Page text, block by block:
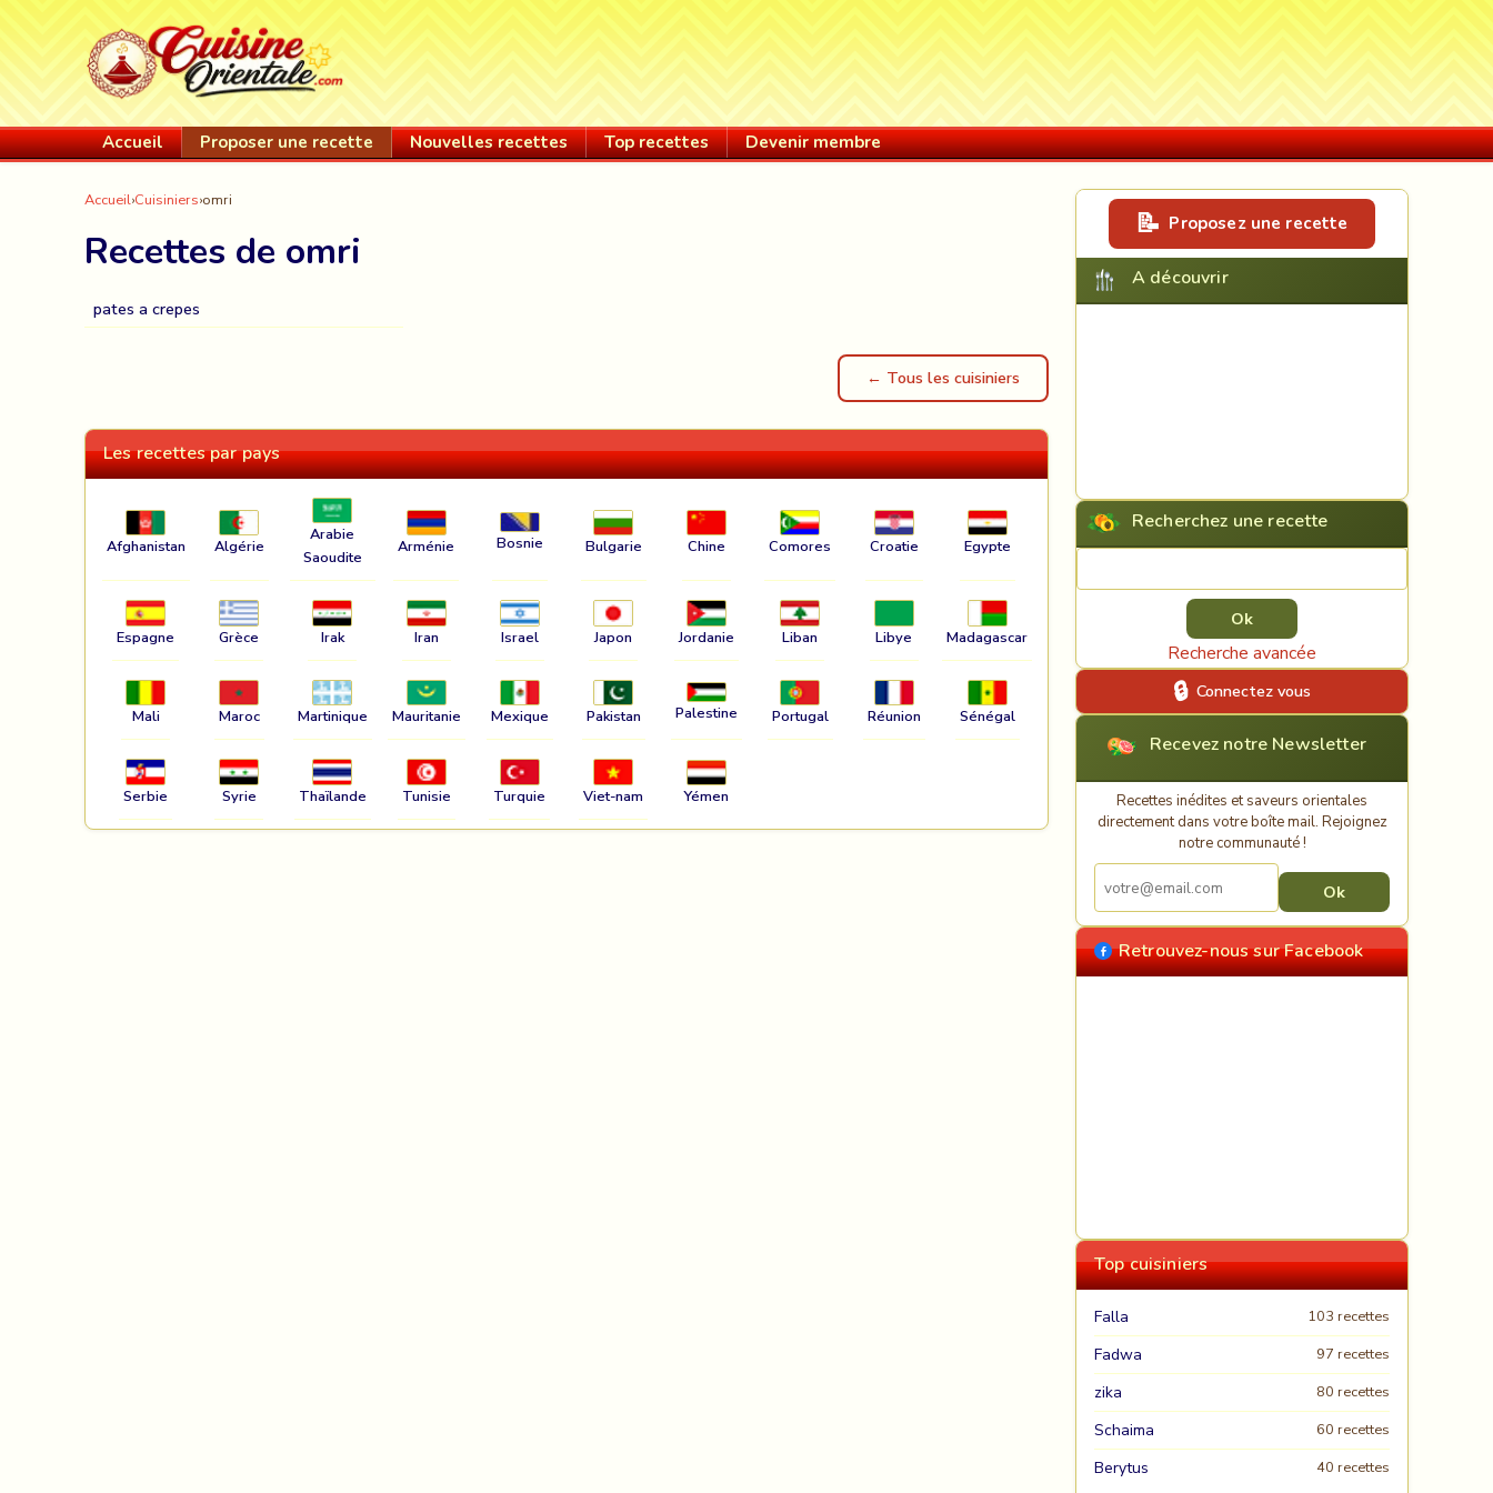
Accueil Proposer une recette Nouvelles recettes Top recettes Devenir membre
Accueil›Cuisiniers›omri
Recettes de omri
pates a crepes
← Tous les cuisiniers
Les recettes par pays
Afghanistan Algérie
Arabie
Saoudite
Arménie Bosnie Bulgarie Chine Comores Croatie Egypte
Espagne Grèce Irak Iran Israel Japon Jordanie Liban Libye Madagascar
Mali Maroc Martinique Mauritanie Mexique Pakistan Palestine Portugal Réunion Sénégal
Serbie Syrie Thaïlande Tunisie Turquie Viet-nam Yémen
Proposez une recette
A découvrir
Recherchez une recette
Recherche avancée
Connectez vous
Recevez notre Newsletter
Recettes inédites et saveurs orientales
directement dans votre boîte mail. Rejoignez
notre communauté !
Retrouvez-nous sur Facebook
Top cuisiniers
Falla 103 recettes
Fadwa 97 recettes
zika 80 recettes
Schaima 60 recettes
Berytus 40 recettes